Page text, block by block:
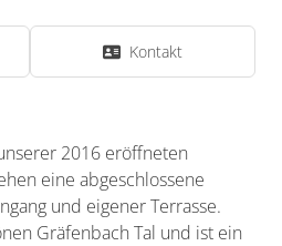
Kontakt
2016 eröffneten
eine abgeschlossene
und eigener Terrasse.
Gräfenbach Tal und ist ein